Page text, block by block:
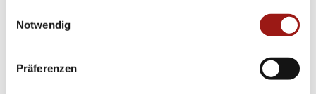
Notwendig
Präferenzen
Maßstäbe in puncto Design und Funktionalität.
zu einem Must-have für jeden modebewussten